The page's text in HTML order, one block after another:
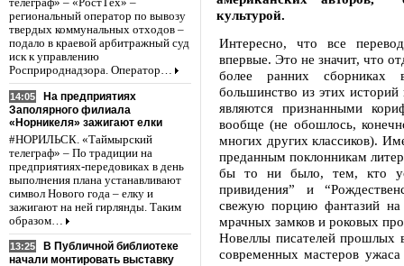
региональный оператор по вывозу
твердых коммунальных отходов –
подало в краевой арбитражный суд
иск к управлению
Росприроднадзора. Оператор…
14:05
На предприятиях
Заполярного филиала
«Норникеля» зажигают елки
#НОРИЛЬСК. «Таймырский
телеграф» – По традиции на
предприятиях-передовиках в день
выполнения плана устанавливают
символ Нового года – елку и
зажигают на ней гирлянды. Таким
образом…
13:25
В Публичной библиотеке
начали монтировать выставку
культурой.
Интересно, что все
впервые. Это не значит, что
более ранних сборниках
большинство из этих
являются признанными
вообще (не обошлось,
многих других классиков).
преданным поклонникам
бы то ни было, тем, кто
привидения” и
свежую порцию фантазий
мрачных замков и роковых
Новеллы писателей прошлых
современных мастеров